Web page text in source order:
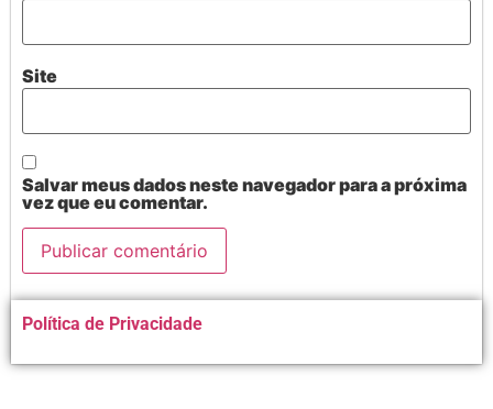
Site
Salvar meus dados neste navegador para a próxima
vez que eu comentar.
Alternative:
Política de Privacidade